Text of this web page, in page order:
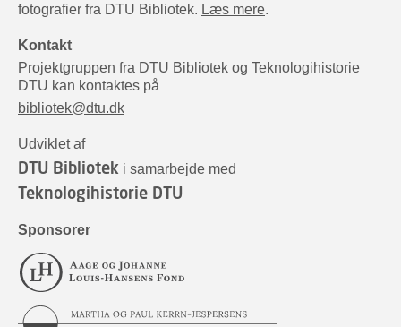
fotografier fra DTU Bibliotek. Læs mere.
Kontakt
Projektgruppen fra DTU Bibliotek og Teknologihistorie
DTU kan kontaktes på
bibliotek@dtu.dk
Udviklet af
DTU Bibliotek i samarbejde med
Teknologihistorie DTU
Sponsorer